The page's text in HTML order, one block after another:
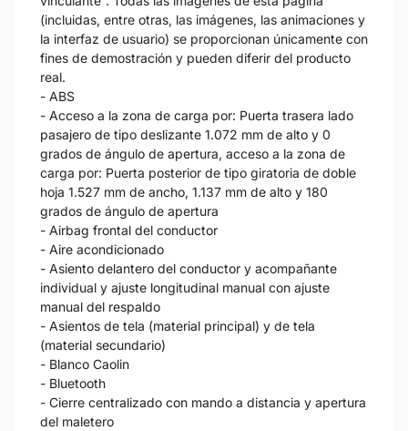
(incluidas, entre otras, las imágenes, las animaciones y
la interfaz de usuario) se proporcionan únicamente con
fines de demostración y pueden diferir del producto
real.
- ABS
- Acceso a la zona de carga por: Puerta trasera lado
pasajero de tipo deslizante 1.072 mm de alto y 0
grados de ángulo de apertura, acceso a la zona de
carga por: Puerta posterior de tipo giratoria de doble
hoja 1.527 mm de ancho, 1.137 mm de alto y 180
grados de ángulo de apertura
- Airbag frontal del conductor
- Aire acondicionado
- Asiento delantero del conductor y acompañante
individual y ajuste longitudinal manual con ajuste
manual del respaldo
- Asientos de tela (material principal) y de tela
(material secundario)
- Blanco Caolin
- Bluetooth
- Cierre centralizado con mando a distancia y apertura
del maletero